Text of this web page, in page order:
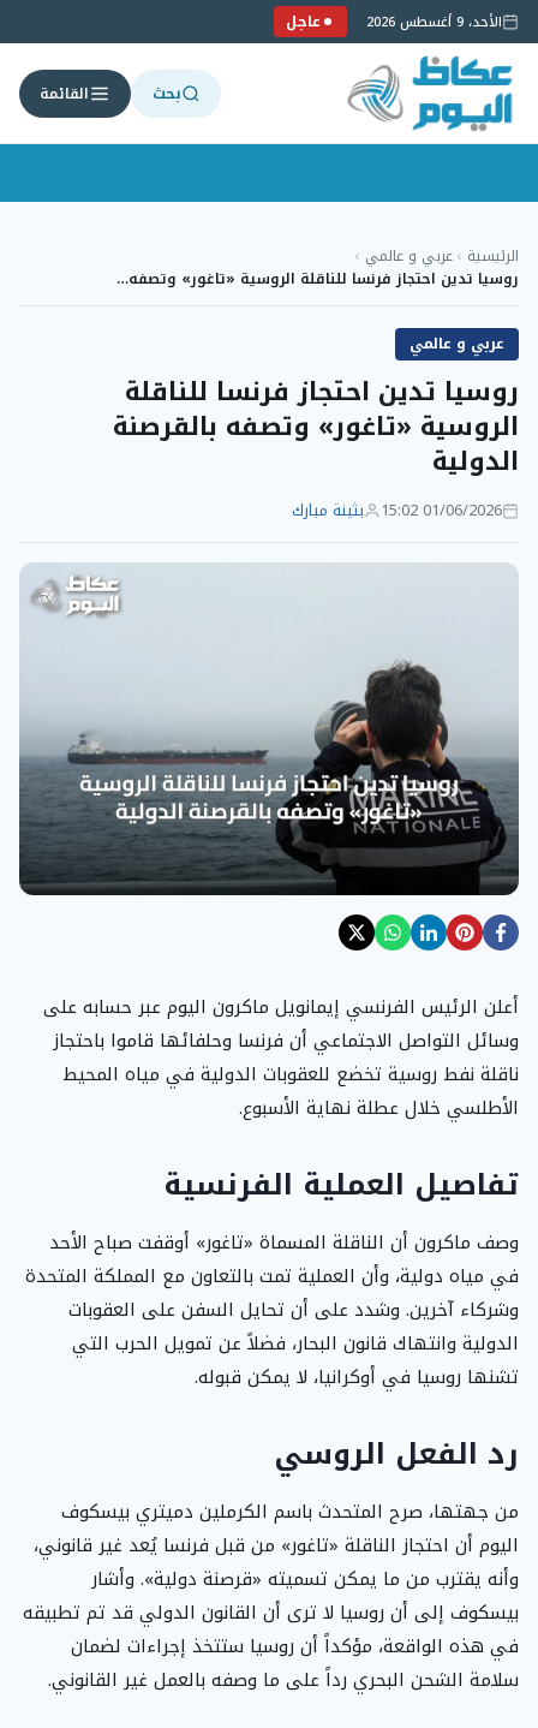
الأحد، 9 أغسطس 2026 عاجل
بحث القائمة
إلى
المحتوى
الرئيسية ›عربي و عالمي ›
روسيا تدين احتجاز فرنسا للناقلة الروسية «تاغور» وتصفه…
عربي و عالمي
روسيا تدين احتجاز فرنسا للناقلة
الروسية «تاغور» وتصفه بالقرصنة
الدولية
01/06/2026 15:02 بثينة مبارك
أعلن الرئيس الفرنسي إيمانويل ماكرون اليوم عبر حسابه على
وسائل التواصل الاجتماعي أن فرنسا وحلفائها قاموا باحتجاز
ناقلة نفط روسية تخضع للعقوبات الدولية في مياه المحيط
الأطلسي خلال عطلة نهاية الأسبوع.
تفاصيل العملية الفرنسية
وصف ماكرون أن الناقلة المسماة «تاغور» أوقفت صباح الأحد
في مياه دولية، وأن العملية تمت بالتعاون مع المملكة المتحدة
وشركاء آخرين. وشدد على أن تحايل السفن على العقوبات
الدولية وانتهاك قانون البحار، فضلاً عن تمويل الحرب التي
تشنها روسيا في أوكرانيا، لا يمكن قبوله.
رد الفعل الروسي
من جهتها، صرح المتحدث باسم الكرملين دميتري بيسكوف
اليوم أن احتجاز الناقلة «تاغور» من قبل فرنسا يُعد غير قانوني،
وأنه يقترب من ما يمكن تسميته «قرصنة دولية». وأشار
بيسكوف إلى أن روسيا لا ترى أن القانون الدولي قد تم تطبيقه
في هذه الواقعة، مؤكداً أن روسيا ستتخذ إجراءات لضمان
سلامة الشحن البحري رداً على ما وصفه بالعمل غير القانوني.